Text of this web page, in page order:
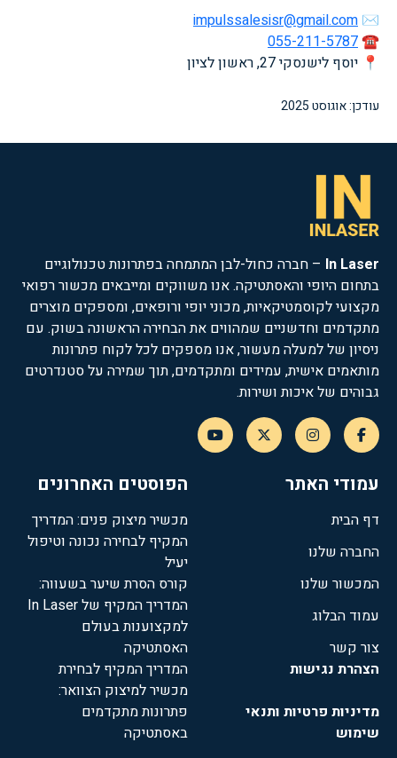
✉
impulssalesisr@gmail.com
☎
055-211-5787
📍 יוסף לישנסקי 27, ראשון לציון
עודכן: אוגוסט 2025
In Laser – חברה כחול-לבן המתמחה בפתרונות טכנולוגיים
בתחום היופי והאסתטיקה. אנו משווקים ומייבאים מכשור רפואי
מקצועי לקוסמטיקאיות, מכוני יופי ורופאים, ומספקים מוצרים
מתקדמים וחדשניים שמהווים את הבחירה הראשונה בשוק. עם
ניסיון של למעלה מעשור, אנו מספקים לכל לקוח פתרונות
מותאמים אישית, עמידים ומתקדמים, תוך שמירה על סטנדרטים
גבוהים של איכות ושירות.
עמודי האתר
דף הבית
החברה שלנו
המכשור שלנו
עמוד הבלוג
צור קשר
הצהרת נגישות
מדיניות פרטיות ותנאי
שימוש
הפוסטים האחרונים
מכשיר מיצוק פנים: המדריך
המקיף לבחירה נכונה וטיפול
יעיל
קורס הסרת שיער בשעווה:
המדריך המקיף של In Laser
למקצוענות בעולם
האסתטיקה
המדריך המקיף לבחירת
מכשיר למיצוק הצוואר:
פתרונות מתקדמים
באסתטיקה